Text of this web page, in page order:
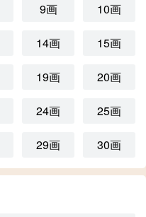
9画 10画
14画 15画
19画 20画
24画 25画
29画 30画